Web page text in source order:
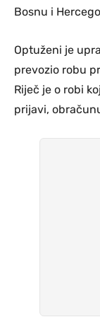
Bosnu i
Optuženi je
prevozio robu
Riječ je o robi
prijavi,